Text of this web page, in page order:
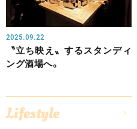
2025.09.22
〝立ち映え〟するスタンディ
ング酒場へ。
Lifestyle